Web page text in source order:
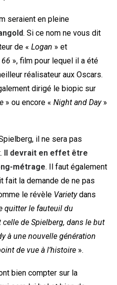
seraient en pleine
. Si ce nom ne vous dit
de « Logan » et
», film pour lequel il a été
réalisateur aux Oscars.
dirigé le biopic sur
» ou encore « Night and Day»
il ne sera pas
Il devrait en effet être
métrage. Il faut également
fait la demande de ne pas
le révèle Varietydans
quitter le fauteuil du
de Spielberg, dans le but
à une nouvelle génération
de vue à l’histoire ».
bien compter sur la